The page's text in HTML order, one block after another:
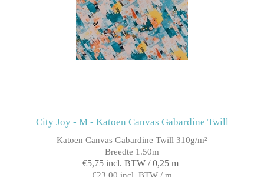
City Joy - M - Katoen Canvas Gabardine Twill
Katoen Canvas Gabardine Twill 310g/m²
Breedte 1.50m
€5,75 incl. BTW / 0,25 m